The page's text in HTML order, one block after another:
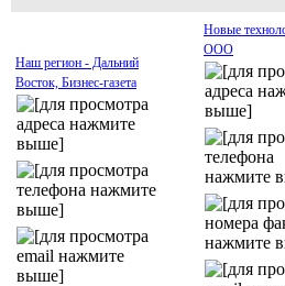
Наш регион - Дальний
Восток, Бизнес-газета
Новые
ООО